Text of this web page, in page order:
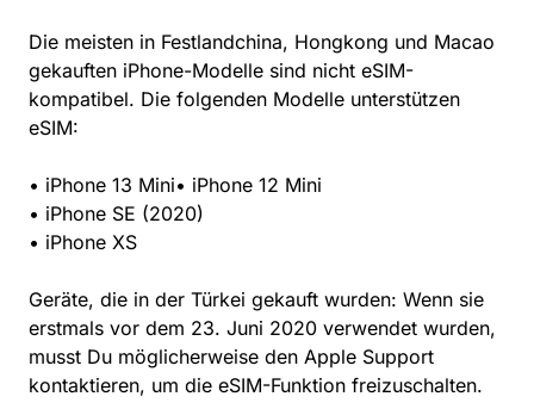
Die meisten in Festlandchina, Hongkong und Macao
gekauften iPhone-Modelle sind nicht eSIM-
kompatibel. Die folgenden Modelle unterstützen
eSIM:
• iPhone 13 Mini• iPhone 12 Mini
• iPhone SE (2020)
• iPhone XS
Geräte, die in der Türkei gekauft wurden: Wenn sie
erstmals vor dem 23. Juni 2020 verwendet wurden,
musst Du möglicherweise den Apple Support
kontaktieren, um die eSIM-Funktion freizuschalten.